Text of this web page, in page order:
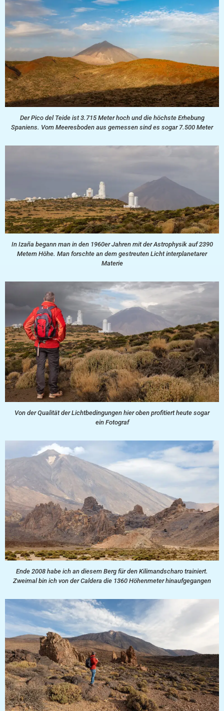
Der Pico del Teide ist 3.715 Meter hoch und die höchste Erhebung
Spaniens. Vom Meeresboden aus gemessen sind es sogar 7.500 Meter
In Izaña begann man in den 1960er Jahren mit der Astrophysik auf 2390
Metern Höhe. Man forschte an dem gestreuten Licht interplanetarer
Materie
Von der Qualität der Lichtbedingungen hier oben profitiert heute sogar
ein Fotograf
Ende 2008 habe ich an diesem Berg für den Kilimandscharo trainiert.
Zweimal bin ich von der Caldera die 1360 Höhenmeter hinaufgegangen